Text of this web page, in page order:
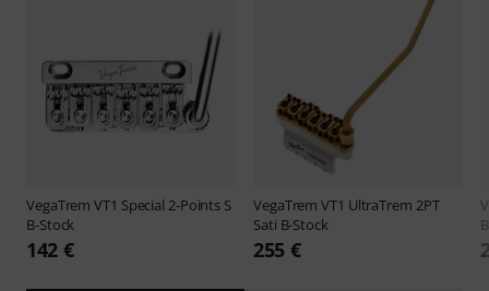
VegaTremVT1 Special 2-Points S
B-Stock
142 €
VegaTremVT1 UltraTrem 2PT
Sati B-Stock
255 €